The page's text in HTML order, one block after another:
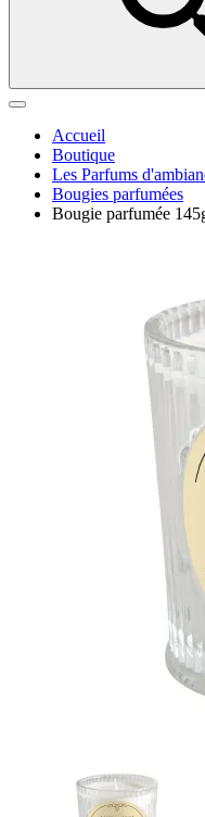
Accueil
Boutique
Les Parfums
Bougies parfumées
Bougie parfumée